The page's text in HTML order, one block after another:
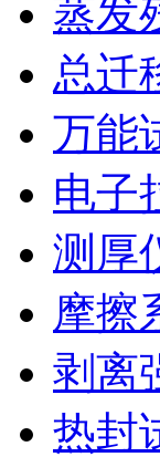
蒸发
总迁
万能
电子
测厚
摩擦
剥离
热封